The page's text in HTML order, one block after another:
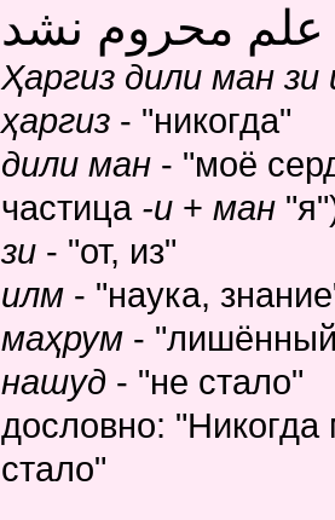
محروم نشد
Ҳаргиз дили ман
ҳаргиз - "никогда"
дили ман - "моё
частица -и + ман
зи - "от, из"
илм - "наука,
маҳрум -
нашуд - "не стало"
дословно:
стало"